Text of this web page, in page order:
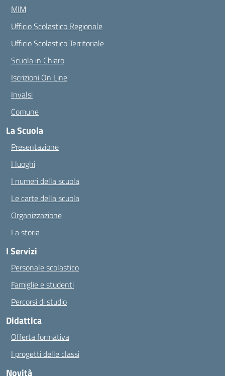
MIM
Ufficio Scolastico Regionale
Ufficio Scolastico Territoriale
Scuola in Chiaro
Iscrizioni On Line
Invalsi
Comune
La Scuola
Presentazione
I luoghi
I numeri della scuola
Le carte della scuola
Organizzazione
La storia
I Servizi
Personale scolastico
Famiglie e studenti
Percorsi di studio
Didattica
Offerta formativa
I progetti delle classi
Novità